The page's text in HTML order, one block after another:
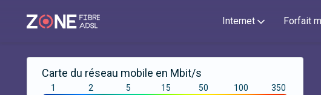
Internet Forfait
Carte du réseau mobile en Mbit/s
1 2 5 15 50 100 350